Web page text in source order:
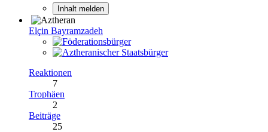
Inhalt melden
Elçin Bayramzadeh
Reaktionen
7
Trophäen
2
Beiträge
25